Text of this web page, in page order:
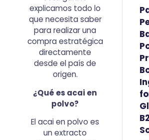
explicamos todo lo
que necesita saber
para realizar una
compra estratégica
directamente
desde el país de
origen.
¿Qué es acai en
polvo?
El acai en polvo es
un extracto
of